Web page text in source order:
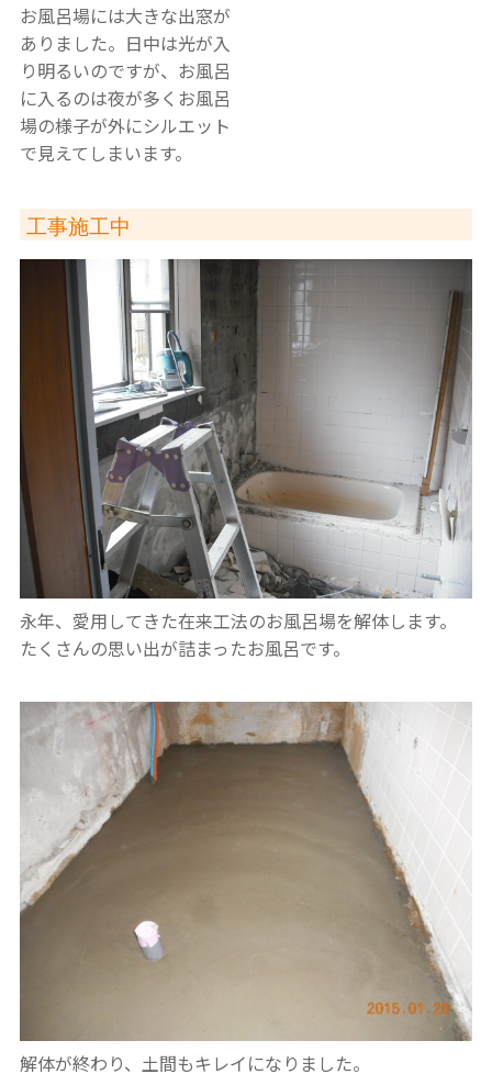
お風呂場には大きな出窓が
ありました。日中は光が入
り明るいのですが、お風呂
に入るのは夜が多くお風呂
場の様子が外にシルエット
で見えてしまいます。
工事施工中
永年、愛用してきた在来工法のお風呂場を解体します。
たくさんの思い出が詰まったお風呂です。
解体が終わり、土間もキレイになりました。